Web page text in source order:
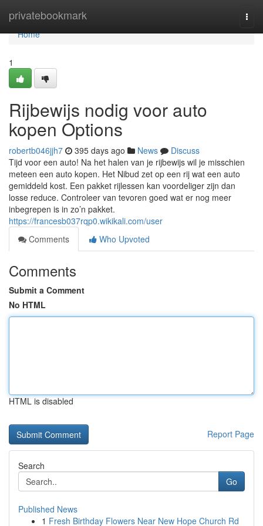
privatebookmark
Home
Home
1
Rijbewijs nodig voor auto
kopen Options
robertb046jjh7 395 days ago News
Discuss
Tijd voor een auto! Na het halen van je rijbewijs wil je misschien
meteen een auto kopen. Het Nibud zet op een rij wat een auto
gemiddeld kost. Een pakket rijlessen kan voordeliger zijn dan
losse reduce. Controleer van tevoren goed wat er nog meer
inbegrepen is in zo’n pakket.
https://francesb037rqp0.wikikali.com/user
Comments
Who Upvoted
Comments
Submit a Comment
No HTML
HTML is disabled
Report Page
Search
Go
Published News
1 Fresh Birthday Flowers Near New Hope Church Rd